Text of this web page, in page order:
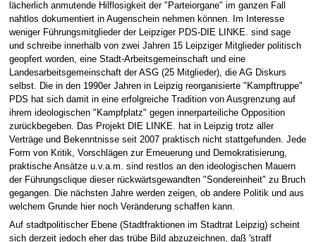
lächerlich anmutende Hilflosigkeit der "Parteiorgane" im ganzen Fall
nahtlos dokumentiert in Augenschein nehmen können. Im Interesse
weniger Führungsmitglieder der Leipziger PDS-DIE LINKE. sind sage
und schreibe innerhalb von zwei Jahren 15 Leipziger Mitglieder politisch
geopfert worden, eine Stadt-Arbeitsgemeinschaft und eine
Landesarbeitsgemeinschaft der ASG (25 Mitglieder), die AG Diskurs
selbst. Die in den 1990er Jahren in Leipzig reorganisierte "Kampftruppe"
PDS hat sich damit in eine erfolgreiche Tradition von Ausgrenzung auf
ihrem ideologischen "Kampfplatz" gegen innerparteiliche Opposition
zurückbegeben. Das Projekt DIE LINKE. hat in Leipzig trotz aller
Verträge und Bekenntnisse seit 2007 praktisch nicht stattgefunden. Jede
Form von Kritik, Vorschlägen zur Erneuerung und Demokratisierung,
praktische Ansätze u.v.a.m. sind restlos an den ideologischen Mauern
der Führungsclique dieser rückwärtsgewandten "Sondereinheit" zu Bruch
gegangen. Die nächsten Jahre werden zeigen, ob andere Politik und aus
welchem Grunde hier noch Veränderung schaffen kann.
Auf stadtpolitischer Ebene (Stadtfraktionen im Stadtrat Leipzig) scheint
sich derzeit jedoch eher das trübe Bild abzuzeichnen, daß 'straff